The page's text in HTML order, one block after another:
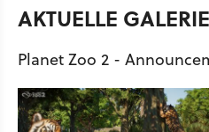
AKTUELLE
Planet Zoo 2 -